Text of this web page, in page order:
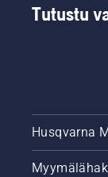
Tutustu
Husqvarna